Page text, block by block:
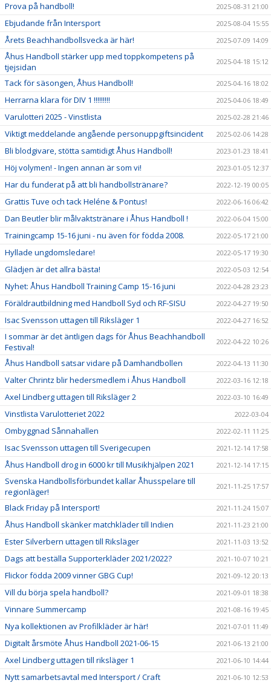
Prova på handboll! 2025-08-31 21:00
Ebjudande från Intersport 2025-08-04 15:55
Årets Beachhandbollsvecka är här! 2025-07-09 14:09
Åhus Handboll stärker upp med toppkompetens på
tjejsidan
2025-04-18 15:12
Tack för säsongen, Åhus Handboll! 2025-04-16 18:02
Herrarna klara för DIV 1 !!!!!!!!! 2025-04-06 18:49
Varulotteri 2025 - Vinstlista 2025-02-28 21:46
Viktigt meddelande angående personuppgiftsincident 2025-02-06 14:28
Bli blodgivare, stötta samtidigt Åhus Handboll! 2023-01-23 18:41
Höj volymen! - Ingen annan är som vi! 2023-01-05 12:37
Har du funderat på att bli handbollstränare? 2022-12-19 00:05
Grattis Tuve och tack Heléne & Pontus! 2022-06-16 06:42
Dan Beutler blir målvaktstränare i Åhus Handboll ! 2022-06-04 15:00
Trainingcamp 15-16 juni - nu även för födda 2008. 2022-05-17 21:00
Hyllade ungdomsledare! 2022-05-17 19:30
Glädjen är det allra bästa! 2022-05-03 12:54
Nyhet: Åhus Handboll Training Camp 15-16 juni 2022-04-28 23:23
Föräldrautbildning med Handboll Syd och RF-SISU 2022-04-27 19:50
Isac Svensson uttagen till Riksläger 1 2022-04-27 16:52
I sommar är det äntligen dags för Åhus Beachhandboll
Festival!
2022-04-22 10:26
Åhus Handboll satsar vidare på Damhandbollen 2022-04-13 11:30
Valter Chrintz blir hedersmedlem i Åhus Handboll 2022-03-16 12:18
Axel Lindberg uttagen till Riksläger 2 2022-03-10 16:49
Vinstlista Varulotteriet 2022 2022-03-04
Ombyggnad Sånnahallen 2022-02-11 11:25
Isac Svensson uttagen till Sverigecupen 2021-12-14 17:58
Åhus Handboll drog in 6000 kr till Musikhjälpen 2021 2021-12-14 17:15
Svenska Handbollsförbundet kallar Åhusspelare till
regionläger!
2021-11-25 17:57
Black Friday på Intersport! 2021-11-24 15:07
Åhus Handboll skänker matchkläder till Indien 2021-11-23 21:00
Ester Silverbern uttagen till Riksläger 2021-11-03 13:52
Dags att beställa Supporterkläder 2021/2022? 2021-10-07 10:21
Flickor födda 2009 vinner GBG Cup! 2021-09-12 20:13
Vill du börja spela handboll? 2021-09-01 18:38
Vinnare Summercamp 2021-08-16 19:45
Nya kollektionen av Profilkläder är här! 2021-07-01 11:49
Digitalt årsmöte Åhus Handboll 2021-06-15 2021-06-13 21:00
Axel Lindberg uttagen till riksläger 1 2021-06-10 14:44
Nytt samarbetsavtal med Intersport / Craft 2021-06-10 12:53